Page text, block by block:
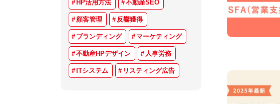
HP活用方法 不動産SEO
顧客管理 反響獲得
ブランディング マーケティング
不動産HPデザイン 人事労務
ITシステム リスティング広告